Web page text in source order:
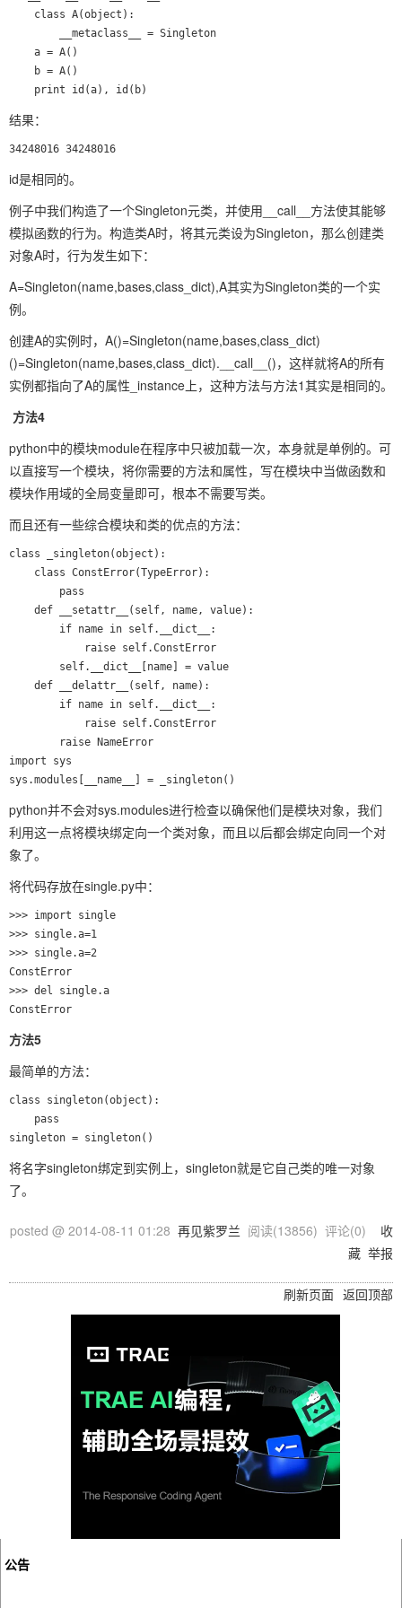
    class A(object):
        __metaclass__ = Singleton
    a = A()
    b = A()
    print id(a), id(b)
结果：
id是相同的。
例子中我们构造了一个Singleton元类，并使用__call__方法使其能够
模拟函数的行为。构造类A时，将其元类设为Singleton，那么创建类
对象A时，行为发生如下：
A=Singleton(name,bases,class_dict),A其实为Singleton类的一个实
例。
创建A的实例时，A()=Singleton(name,bases,class_dict)
()=Singleton(name,bases,class_dict).__call__()，这样就将A的所有
实例都指向了A的属性_instance上，这种方法与方法1其实是相同的。
方法4
python中的模块module在程序中只被加载一次，本身就是单例的。可
以直接写一个模块，将你需要的方法和属性，写在模块中当做函数和
模块作用域的全局变量即可，根本不需要写类。
而且还有一些综合模块和类的优点的方法：
class _singleton(object):
    class ConstError(TypeError):
        pass
    def __setattr__(self, name, value):
        if name in self.__dict__:
            raise self.ConstError
        self.__dict__[name] = value
    def __delattr__(self, name):
        if name in self.__dict__:
            raise self.ConstError
        raise NameError
import sys
sys.modules[__name__] = _singleton()
python并不会对sys.modules进行检查以确保他们是模块对象，我们
利用这一点将模块绑定向一个类对象，而且以后都会绑定向同一个对
象了。
将代码存放在single.py中：
>>> import single
>>> single.a=1
>>> single.a=2
ConstError
>>> del single.a
方法5
最简单的方法：
class singleton(object):
    pass
将名字singleton绑定到实例上，singleton就是它自己类的唯一对象
了。
posted @ 2014-08-11 01:28 再见紫罗兰 阅读(13856) 评论(0) 收
藏 举报
刷新页面 返回顶部
公告